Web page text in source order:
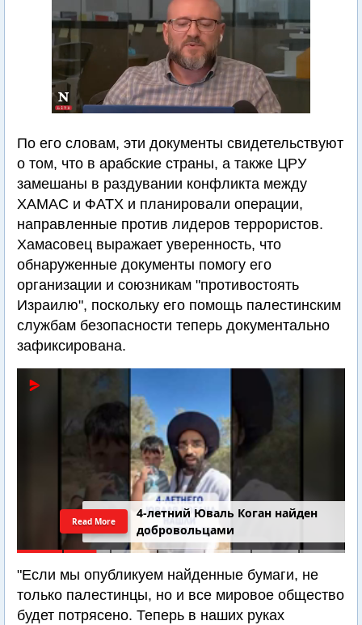
По его словам, эти документы свидетельствуют
о том, что в арабские страны, а также ЦРУ
замешаны в раздувании конфликта между
ХАМАС и ФАТХ и планировали операции,
направленные против лидеров террористов.
Хамасовец выражает уверенность, что
обнаруженные документы помогу его
организации и союзникам "противостоять
Израилю", поскольку его помощь палестинским
службам безопасности теперь документально
зафиксирована.
4-летний Юваль Коган найден
добровольцами
Read More
"Если мы опубликуем найденные бумаги, не
только палестинцы, но и все мировое общество
будет потрясено. Теперь в наших руках